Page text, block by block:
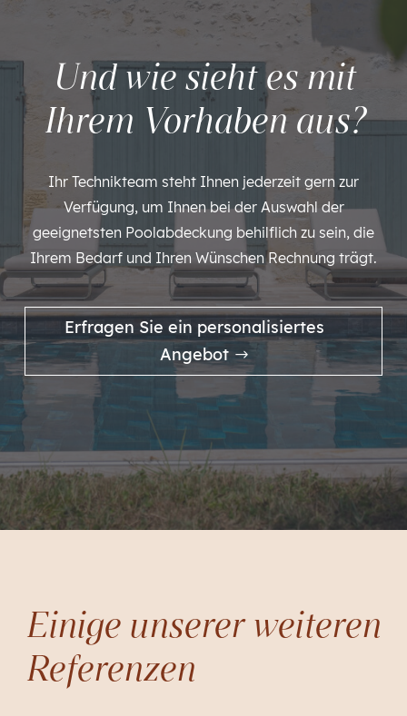
Und wie sieht es mit
Ihrem Vorhaben aus?
Ihr Technikteam steht Ihnen jederzeit gern zur
Verfügung, um Ihnen bei der Auswahl der
geeignetsten Poolabdeckung behilflich zu sein, die
Ihrem Bedarf und Ihren Wünschen Rechnung trägt.
Erfragen Sie ein personalisiertes
Angebot
Einige unserer weiteren
Referenzen